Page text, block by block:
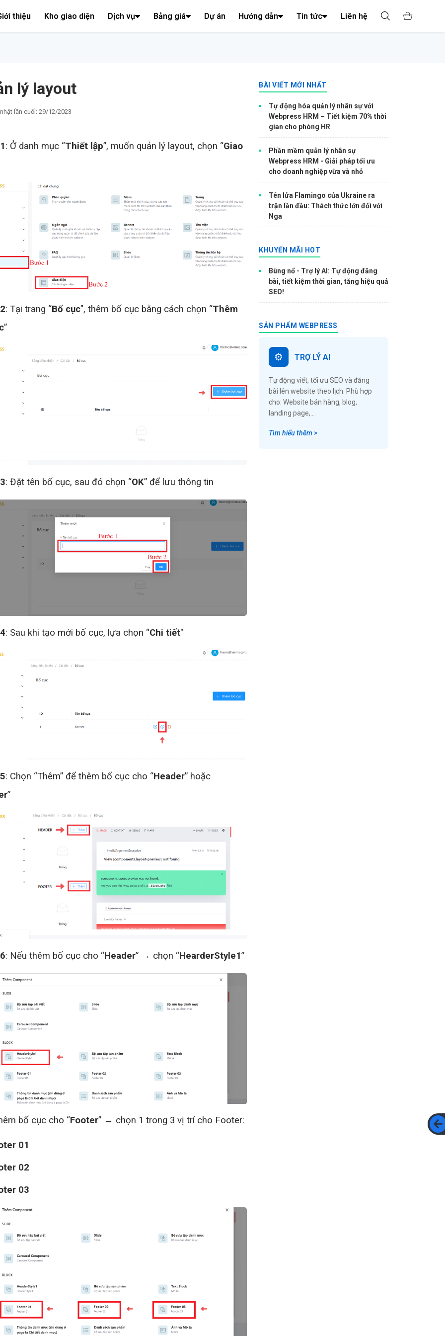
thiệu Kho giao diện Dịch vụ Bảng giá Dự án Hướng dẫn Tin tức Liên hệ
lý layout
lần cuối: 29/12/2023
: Ở danh mục “Thiết lập”, muốn quản lý layout, chọn “Giao
: Tại trang “Bố cục", thêm bố cục bằng cách chọn “Thêm
”
: Đặt tên bố cục, sau đó chọn “OK” để lưu thông tin
: Sau khi tạo mới bố cục, lựa chọn “Chi tiết"
: Chọn “Thêm” để thêm bố cục cho “Header” hoặc
”
: Nếu thêm bố cục cho “Header” → chọn “HearderStyle1”
bố cục cho “Footer” → chọn 1 trong 3 vị trí cho Footer:
01
02
03
BÀI VIẾT MỚI NHẤT
Tự động hóa quản lý nhân sự với
Webpress HRM – Tiết kiệm 70% thời
gian cho phòng HR
Phần mềm quản lý nhân sự
Webpress HRM - Giải pháp tối ưu
cho doanh nghiệp vừa và nhỏ
Tên lửa Flamingo của Ukraine ra
trận lần đầu: Thách thức lớn đối với
Nga
KHUYẾN MÃI HOT
Bùng nổ - Trợ lý AI: Tự động đăng
bài, tiết kiệm thời gian, tăng hiệu quả
SEO!
SẢN PHẨM WEBPRESS
TRỢ LÝ AI
Tự động viết, tối ưu SEO và đăng
bài lên website theo lịch. Phù hợp
cho: Website bán hàng, blog,
landing page,...
Tìm hiểu thêm >